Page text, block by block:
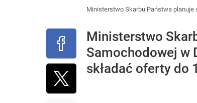
Ministerstwo Skarbu Państwa
Ministerstwo
Samochodowej w
składać oferty do